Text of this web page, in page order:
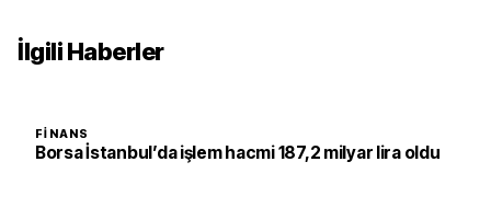
İlgili Haberler
FINANS
Borsa İstanbul’da işlem hacmi 187,2 milyar lira oldu